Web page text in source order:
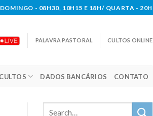
- 08H30, 10H15 E 18H/ QUARTA - 20H
PALAVRA PASTORAL CULTOS ONLINE
CULTOS DADOS BANCÁRIOS CONTATO